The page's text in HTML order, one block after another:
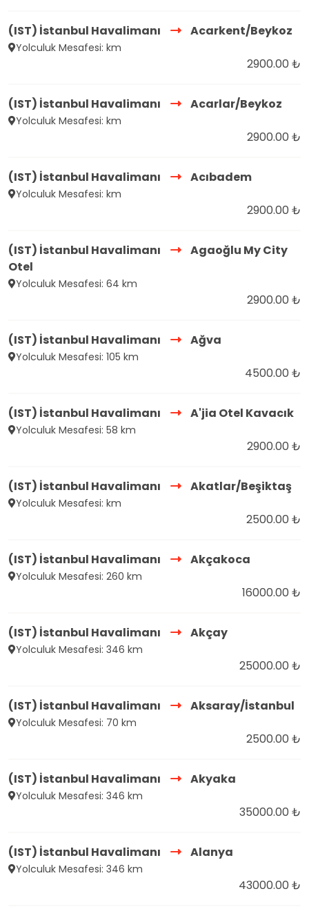
(IST) İstanbul Havalimanı Acarkent/Beykoz
Yolculuk Mesafesi: km
2900.00 ₺
(IST) İstanbul Havalimanı Acarlar/Beykoz
Yolculuk Mesafesi: km
2900.00 ₺
(IST) İstanbul Havalimanı Acıbadem
Yolculuk Mesafesi: km
2900.00 ₺
(IST) İstanbul Havalimanı
Agaoğlu My City
Otel
Yolculuk Mesafesi: 64 km
2900.00 ₺
(IST) İstanbul Havalimanı Ağva
Yolculuk Mesafesi: 105 km
4500.00 ₺
(IST) İstanbul Havalimanı A'jia Otel Kavacık
Yolculuk Mesafesi: 58 km
2900.00 ₺
(IST) İstanbul Havalimanı Akatlar/Beşiktaş
Yolculuk Mesafesi: km
2500.00 ₺
(IST) İstanbul Havalimanı Akçakoca
Yolculuk Mesafesi: 260 km
16000.00 ₺
(IST) İstanbul Havalimanı Akçay
Yolculuk Mesafesi: 346 km
25000.00 ₺
(IST) İstanbul Havalimanı Aksaray/İstanbul
Yolculuk Mesafesi: 70 km
2500.00 ₺
(IST) İstanbul Havalimanı Akyaka
Yolculuk Mesafesi: 346 km
35000.00 ₺
(IST) İstanbul Havalimanı Alanya
Yolculuk Mesafesi: 346 km
43000.00 ₺